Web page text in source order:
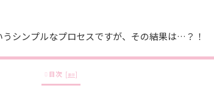
シンプルなプロセスですが、その結果は…？！
目次 [表示]